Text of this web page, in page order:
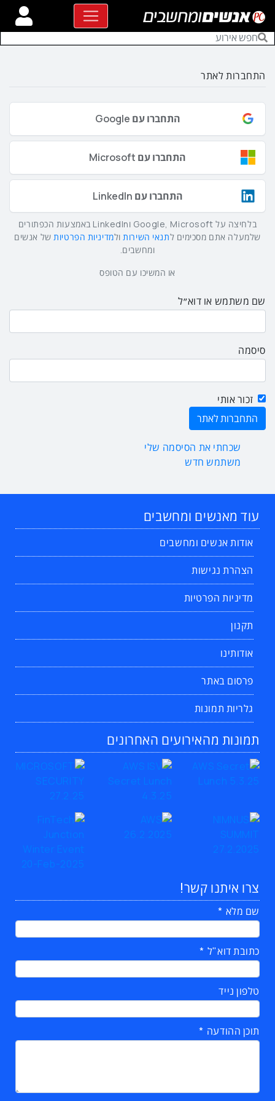
התחברות לאתר
התחברו עם Google
התחברו עם Microsoft
התחברו עם LinkedIn
בלחיצה על Google, Microsoft וLinkedIn באמצעות הכפתורים
שלמעלה אתם מסכימים לתנאי השירותולמדיניות הפרטיותשל אנשים
ומחשבים.
או המשיכו עם הטופס
שם משתמש או דוא״ל
סיסמה
זכור אותי
שכחתי את הסיסמה שלי
משתמש חדש
עוד מאנשים ומחשבים
אודות אנשים ומחשבים
הצהרת נגישות
מדיניות הפרטיות
תקנון
אודותינו
פרסום באתר
גלריות תמונות
תמונות מהאירועים האחרונים
צרו איתנו קשר!
שם מלא
כתובת דוא"ל
טלפון נייד
תוכן ההודעה